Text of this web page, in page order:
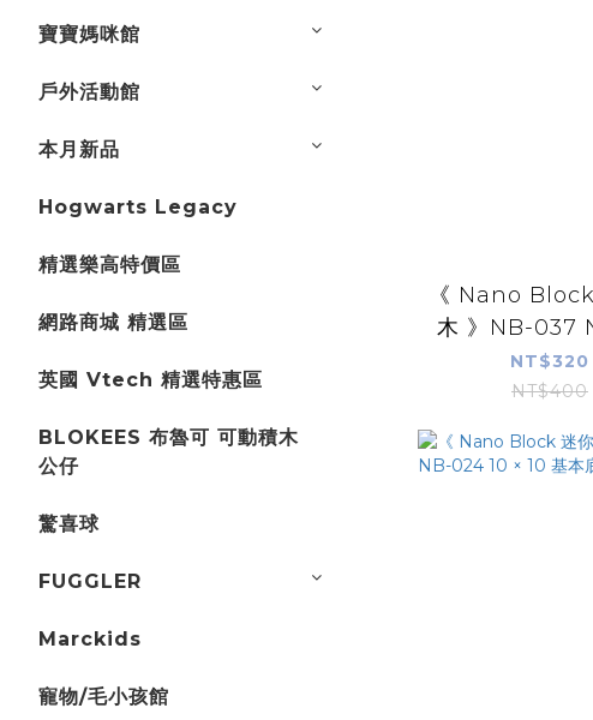
寶寶媽咪館
戶外活動館
本月新品
Hogwarts Legacy
精選樂高特價區
網路商城 精選區
英國 Vtech 精選特惠區
BLOKEES 布魯可 可動積木
公仔
驚喜球
FUGGLER
Marckids
寵物/毛小孩館
《 Nano
木 》NB-037
NT$320
NT$400